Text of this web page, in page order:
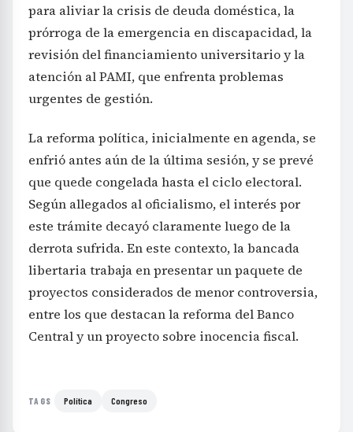
para aliviar la crisis de deuda doméstica, la
prórroga de la emergencia en discapacidad, la
revisión del financiamiento universitario y la
atención al PAMI, que enfrenta problemas
urgentes de gestión.
La reforma política, inicialmente en agenda, se
enfrió antes aún de la última sesión, y se prevé
que quede congelada hasta el ciclo electoral.
Según allegados al oficialismo, el interés por
este trámite decayó claramente luego de la
derrota sufrida. En este contexto, la bancada
libertaria trabaja en presentar un paquete de
proyectos considerados de menor controversia,
entre los que destacan la reforma del Banco
Central y un proyecto sobre inocencia fiscal.
TAGS Política Congreso